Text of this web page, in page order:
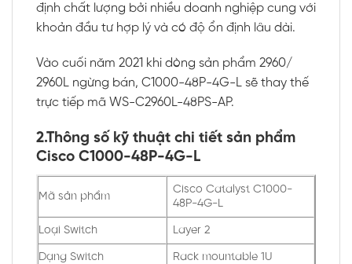
định chất lượng bởi nhiều doanh nghiệp cung với
khoản đầu tư hợp lý và có độ ổn định lâu dài.
Vào cuối năm 2021 khi dòng sản phẩm 2960/
2960L ngừng bán, C1000-48P-4G-L sẽ thay thế
trực tiếp mã WS-C2960L-48PS-AP.
2.Thông số kỹ thuật chi tiết sản phẩm​
Cisco C1000-48P-4G-L
Mã sản phẩm
Cisco Catalyst C1000-
48P-4G-L
Loại Switch Layer 2
Dạng Switch Rack mountable 1U